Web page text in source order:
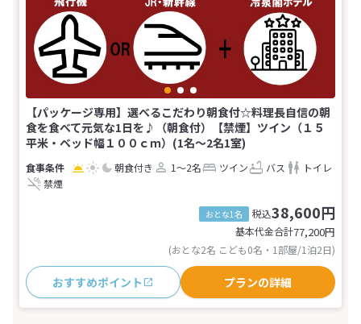
【パッケージ専用】選べるこだわり朝食付☆料理長自信の朝
食を食べて元気な1日を♪（朝食付）【禁煙】ツイン（１５
平米・ベッド幅１００ｃｍ）(1名～2名1室)
朝食付き 1～2名 ツイン バス
トイレ
禁煙
おとな1名 税込38,600円
基本代金合計77,200円
(おとな2名 こども0名・1部屋/1泊2日)
おすすめポイント プランの詳細